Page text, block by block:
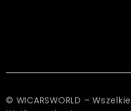
© WICARSWORLD –